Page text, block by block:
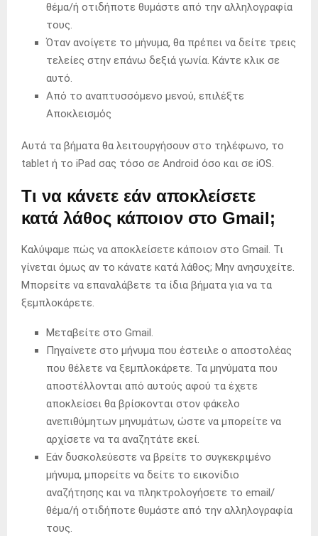
θέμα/ή οτιδήποτε θυμάστε από την αλληλογραφία
τους.
Όταν ανοίγετε το μήνυμα, θα πρέπει να δείτε τρεις
τελείες στην επάνω δεξιά γωνία. Κάντε κλικ σε
αυτό.
Από το αναπτυσσόμενο μενού, επιλέξτε
Αποκλεισμός
Αυτά τα βήματα θα λειτουργήσουν στο τηλέφωνο, το
tablet ή το iPad σας τόσο σε Android όσο και σε iOS.
Τι να κάνετε εάν αποκλείσετε
κατά λάθος κάποιον στο Gmail;
Καλύψαμε πώς να αποκλείσετε κάποιον στο Gmail. Τι
γίνεται όμως αν το κάνατε κατά λάθος; Μην ανησυχείτε.
Μπορείτε να επαναλάβετε τα ίδια βήματα για να τα
ξεμπλοκάρετε.
Μεταβείτε στο Gmail.
Πηγαίνετε στο μήνυμα που έστειλε ο αποστολέας
που θέλετε να ξεμπλοκάρετε. Τα μηνύματα που
αποστέλλονται από αυτούς αφού τα έχετε
αποκλείσει θα βρίσκονται στον φάκελο
ανεπιθύμητων μηνυμάτων, ώστε να μπορείτε να
αρχίσετε να τα αναζητάτε εκεί.
Εάν δυσκολεύεστε να βρείτε το συγκεκριμένο
μήνυμα, μπορείτε να δείτε το εικονίδιο
αναζήτησης και να πληκτρολογήσετε το email/
θέμα/ή οτιδήποτε θυμάστε από την αλληλογραφία
τους.